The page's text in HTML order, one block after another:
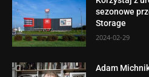
sezonowe
Storage
2024-02-29
Adam